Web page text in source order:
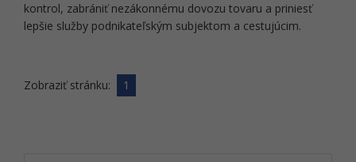
kontrol, zabrániť nezákonnému dovozu tovaru a priniesť
lepšie služby podnikateľským subjektom a cestujúcim.
Zobraziť stránku: 1